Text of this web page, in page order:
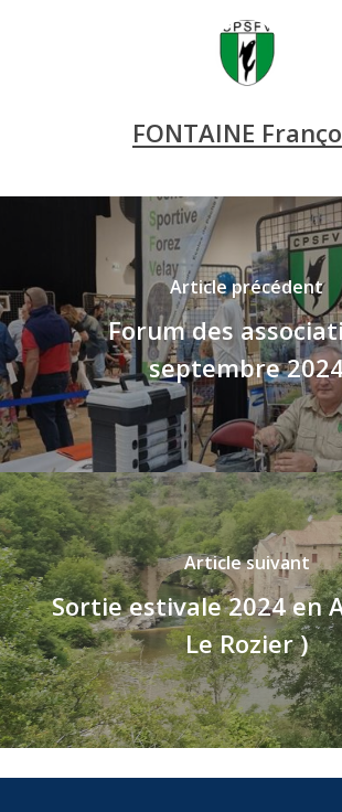
FONTAINE
Article précédent
Forum des
septembre
Article suivant
Sortie estivale 2024 en
Le Rozier )